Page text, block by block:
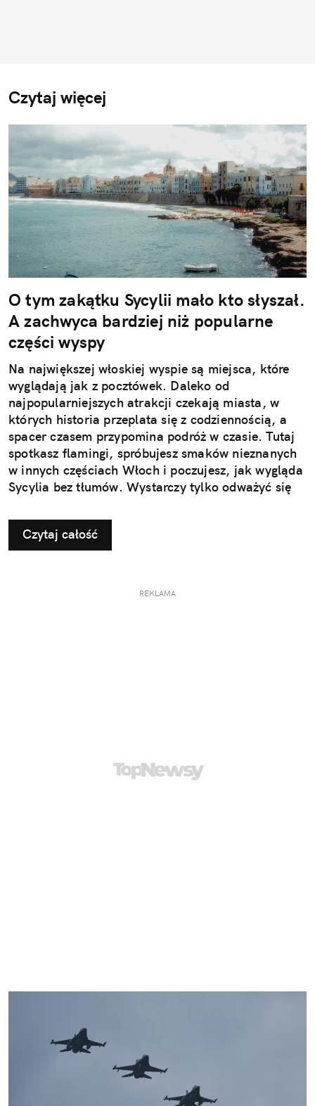
Czytaj więcej
O tym zakątku Sycylii mało kto słyszał.
A zachwyca bardziej niż popularne
części wyspy
Na największej włoskiej wyspie są miejsca, które
wyglądają jak z pocztówek. Daleko od
najpopularniejszych atrakcji czekają miasta, w
których historia przeplata się z codziennością, a
spacer czasem przypomina podróż w czasie. Tutaj
spotkasz flamingi, spróbujesz smaków nieznanych
w innych częściach Włoch i poczujesz, jak wygląda
Sycylia bez tłumów. Wystarczy tylko odważyć się
Czytaj całość
REKLAMA